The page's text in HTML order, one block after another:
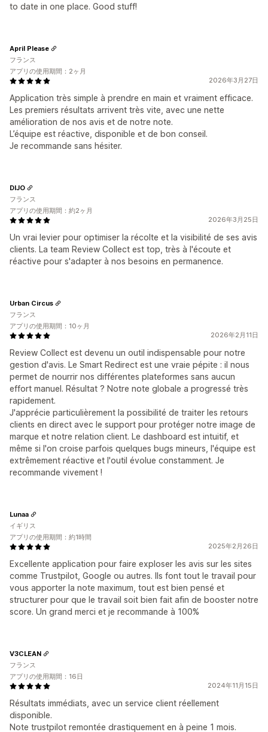
to date in one place. Good stuff!
2026年3月27日
Application très simple à prendre en main et vraiment efficace.
Les premiers résultats arrivent très vite, avec une nette
amélioration de nos avis et de notre note.
L’équipe est réactive, disponible et de bon conseil.
Je recommande sans hésiter.
April Please
フランス
アプリの使用期間：2ヶ月
2026年3月25日
Un vrai levier pour optimiser la récolte et la visibilité de ses avis
clients. La team Review Collect est top, très à l'écoute et
réactive pour s'adapter à nos besoins en permanence.
DIJO
フランス
アプリの使用期間：約2ヶ月
2026年2月11日
Review Collect est devenu un outil indispensable pour notre
gestion d'avis. Le Smart Redirect est une vraie pépite : il nous
permet de nourrir nos différentes plateformes sans aucun
effort manuel. Résultat ? Notre note globale a progressé très
rapidement.
J'apprécie particulièrement la possibilité de traiter les retours
clients en direct avec le support pour protéger notre image de
marque et notre relation client. Le dashboard est intuitif, et
même si l'on croise parfois quelques bugs mineurs, l'équipe est
extrêmement réactive et l'outil évolue constamment. Je
recommande vivement !
Urban Circus
フランス
アプリの使用期間：10ヶ月
2025年2月26日
Excellente application pour faire exploser les avis sur les sites
comme Trustpilot, Google ou autres. Ils font tout le travail pour
vous apporter la note maximum, tout est bien pensé et
structurer pour que le travail soit bien fait afin de booster notre
score. Un grand merci et je recommande à 100%
Lunaa
イギリス
アプリの使用期間：約1時間
2024年11月15日
Résultats immédiats, avec un service client réellement
disponible.
Note trustpilot remontée drastiquement en à peine 1 mois.
V3CLEAN
フランス
アプリの使用期間：16日